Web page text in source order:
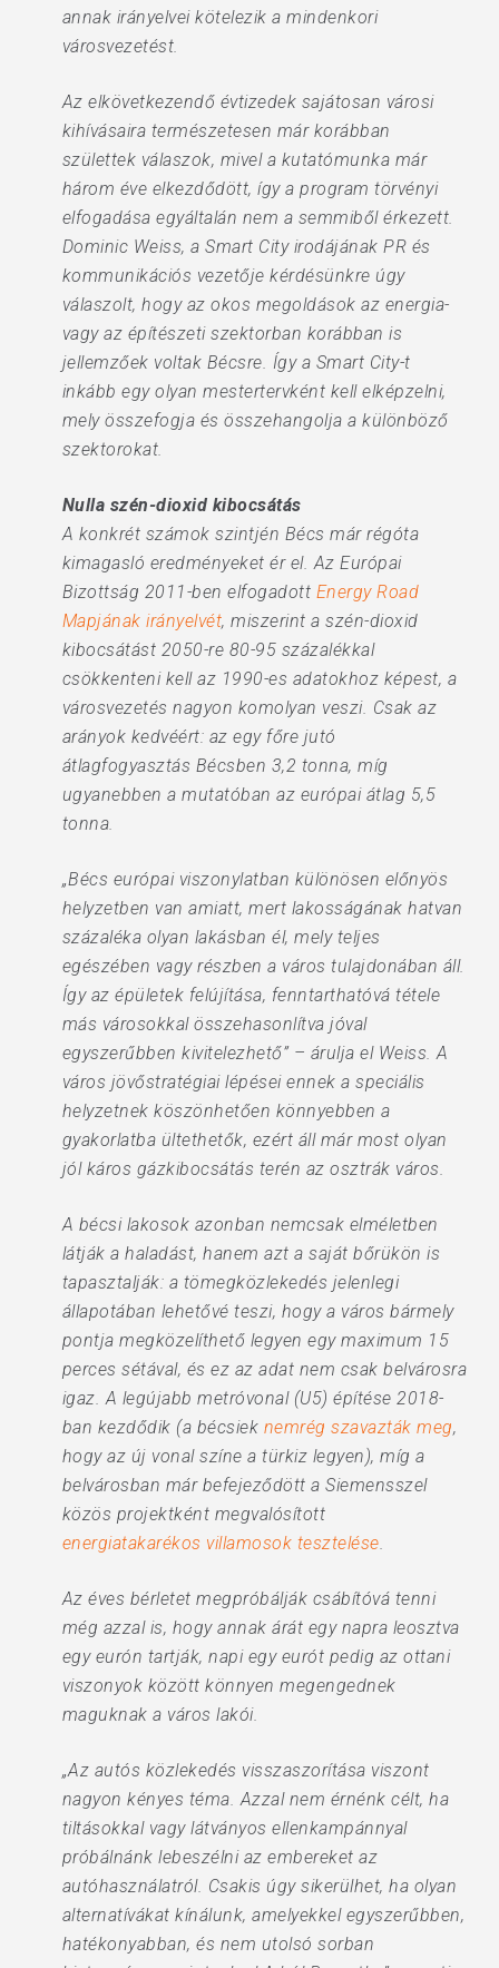
annak irányelvei kötelezik a mindenkori
városvezetést.
Az elkövetkezendő évtizedek sajátosan városi
kihívásaira természetesen már korábban
születtek válaszok, mivel a kutatómunka már
három éve elkezdődött, így a program törvényi
elfogadása egyáltalán nem a semmiből érkezett.
Dominic Weiss, a Smart City irodájának PR és
kommunikációs vezetője kérdésünkre úgy
válaszolt, hogy az okos megoldások az energia-
vagy az építészeti szektorban korábban is
jellemzőek voltak Bécsre. Így a Smart City-t
inkább egy olyan mestertervként kell elképzelni,
mely összefogja és összehangolja a különböző
szektorokat.
Nulla szén-dioxid kibocsátás
A konkrét számok szintjén Bécs már régóta
kimagasló eredményeket ér el. Az Európai
Bizottság 2011-ben elfogadott Energy Road
Mapjának irányelvét, miszerint a szén-dioxid
kibocsátást 2050-re 80-95 százalékkal
csökkenteni kell az 1990-es adatokhoz képest, a
városvezetés nagyon komolyan veszi. Csak az
arányok kedvéért: az egy főre jutó
átlagfogyasztás Bécsben 3,2 tonna, míg
ugyanebben a mutatóban az európai átlag 5,5
tonna.
„Bécs európai viszonylatban különösen előnyös
helyzetben van amiatt, mert lakosságának hatvan
százaléka olyan lakásban él, mely teljes
egészében vagy részben a város tulajdonában áll.
Így az épületek felújítása, fenntarthatóvá tétele
más városokkal összehasonlítva jóval
egyszerűbben kivitelezhető” – árulja el Weiss. A
város jövőstratégiai lépései ennek a speciális
helyzetnek köszönhetően könnyebben a
gyakorlatba ültethetők, ezért áll már most olyan
jól káros gázkibocsátás terén az osztrák város.
A bécsi lakosok azonban nemcsak elméletben
látják a haladást, hanem azt a saját bőrükön is
tapasztalják: a tömegközlekedés jelenlegi
állapotában lehetővé teszi, hogy a város bármely
pontja megközelíthető legyen egy maximum 15
perces sétával, és ez az adat nem csak belvárosra
igaz. A legújabb metróvonal (U5) építése 2018-
ban kezdődik (a bécsiek nemrég szavazták meg,
hogy az új vonal színe a türkiz legyen), míg a
belvárosban már befejeződött a Siemensszel
közös projektként megvalósított
energiatakarékos villamosok tesztelése.
Az éves bérletet megpróbálják csábítóvá tenni
még azzal is, hogy annak árát egy napra leosztva
egy eurón tartják, napi egy eurót pedig az ottani
viszonyok között könnyen megengednek
maguknak a város lakói.
„Az autós közlekedés visszaszorítása viszont
nagyon kényes téma. Azzal nem érnénk célt, ha
tiltásokkal vagy látványos ellenkampánnyal
próbálnánk lebeszélni az embereket az
autóhasználatról. Csakis úgy sikerülhet, ha olyan
alternatívákat kínálunk, amelyekkel egyszerűbben,
hatékonyabban, és nem utolsó sorban